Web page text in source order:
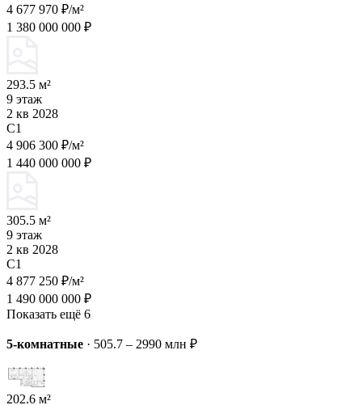
4 677 970 ₽/м²
1 380 000 000 ₽
293.5 м²
9 этаж
2 кв 2028
C1
4 906 300 ₽/м²
1 440 000 000 ₽
305.5 м²
9 этаж
2 кв 2028
C1
4 877 250 ₽/м²
1 490 000 000 ₽
Показать ещё 6
5-комнатные · 505.7 – 2990 млн ₽
202.6 м²